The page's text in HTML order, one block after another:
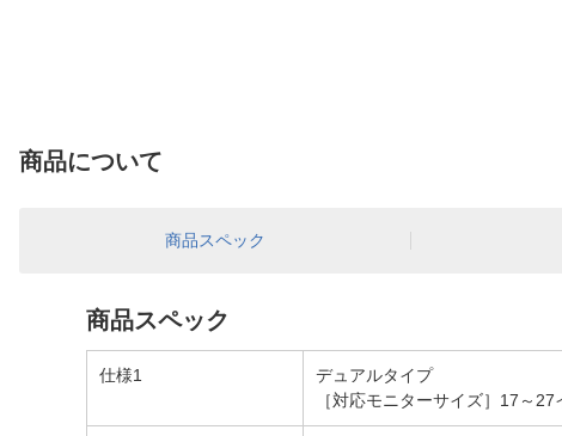
商品について
商品スペック
商品スペック
仕様1
デュアルタイプ
［対応モニターサイズ］17～27